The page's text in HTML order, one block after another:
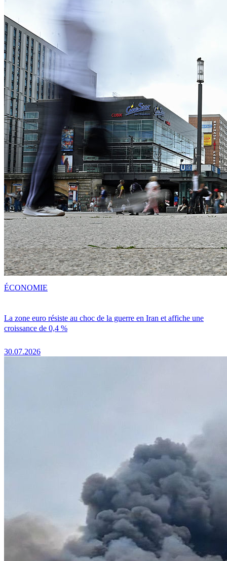
La zone euro résiste au choc de la guerre en Iran et affiche une
croissance de 0,4 %
30.07.2026
ÉCONOMIE